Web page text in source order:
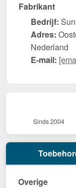
Fabrikant
Bedrijf:
Adres:
Nederland
E-mail:
Sinds 2004
Overige